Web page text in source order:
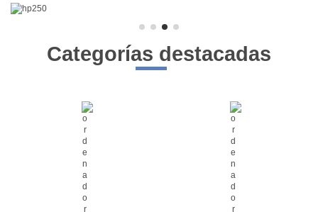
Categorías destacadas